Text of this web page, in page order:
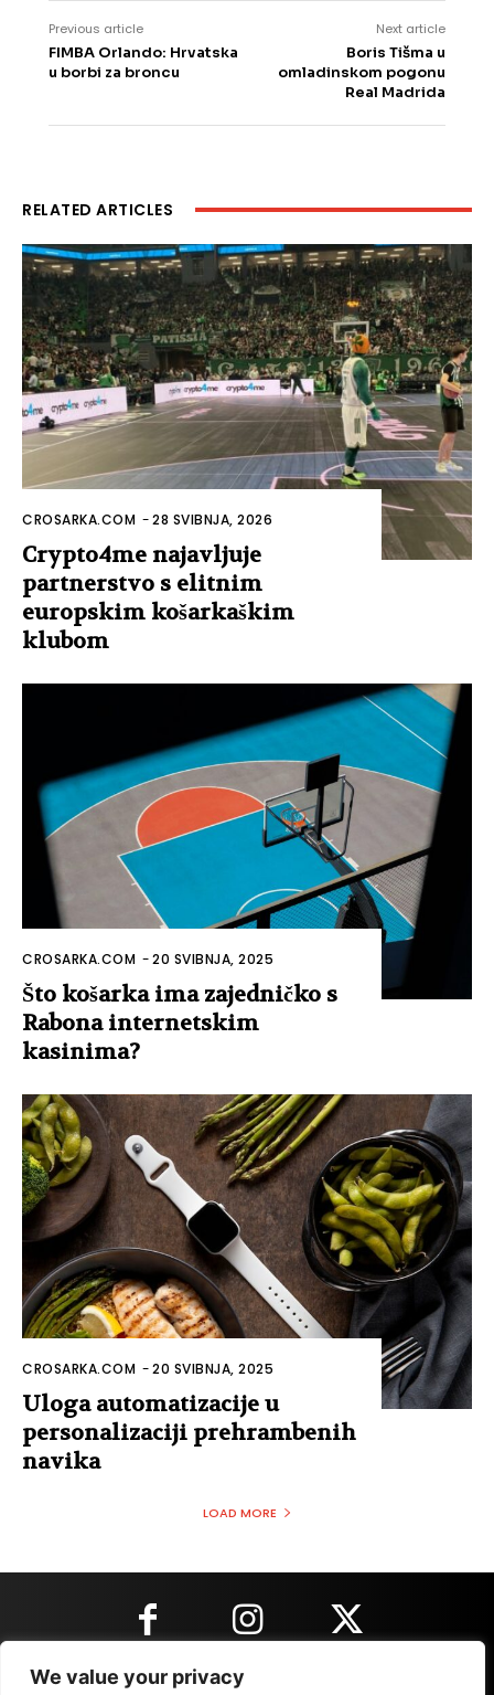
We value your privacy
Previous article
FIMBA Orlando: Hrvatska
u borbi za broncu
Next article
Boris Tišma u
omladinskom pogonu
Real Madrida
RELATED ARTICLES
CROSARKA.COM -28 SVIBNJA, 2026
Crypto4me najavljuje
partnerstvo s elitnim
europskim košarkaškim
klubom
CROSARKA.COM -20 SVIBNJA, 2025
Što košarka ima zajedničko s
Rabona internetskim
kasinima?
CROSARKA.COM -20 SVIBNJA, 2025
Uloga automatizacije u
personalizaciji prehrambenih
navika
LOAD MORE